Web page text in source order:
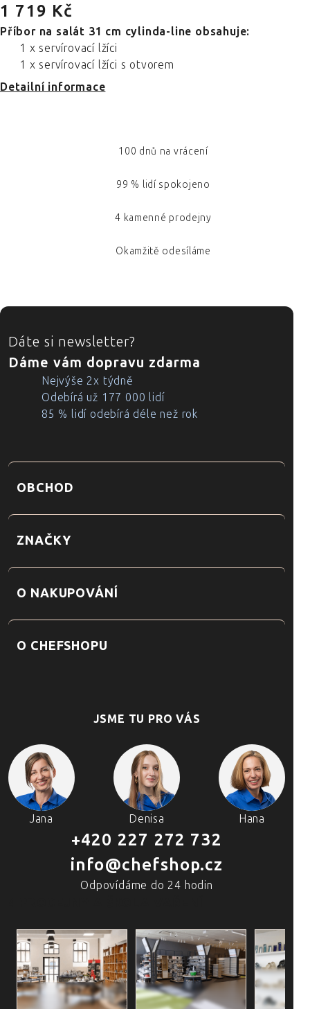
1 719 Kč
Příbor na salát 31 cm cylinda-line obsahuje:
1 x servírovací lžíci
1 x servírovací lžíci s otvorem
Detailní informace
100 dnů na vrácení
99 % lidí spokojeno
4 kamenné prodejny
Okamžitě odesíláme
ZÁPATÍ
Dáte si newsletter?
Dáme vám dopravu zdarma
Nejvýše 2x týdně
Odebírá už 177 000 lidí
85 % lidí odebírá déle než rok
OBCHOD
ZNAČKY
O NAKUPOVÁNÍ
O CHEFSHOPU
JSME TU PRO VÁS
Jana Denisa Hana
+420 227 272 732
info@chefshop.cz
Odpovídáme do 24 hodin